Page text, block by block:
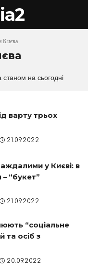
Києва
на сьогодні
варту трьох
21.09.2022
у Києві: в
– “букет”
21.09.2022
“соціальне
та осіб з
20.09.2022